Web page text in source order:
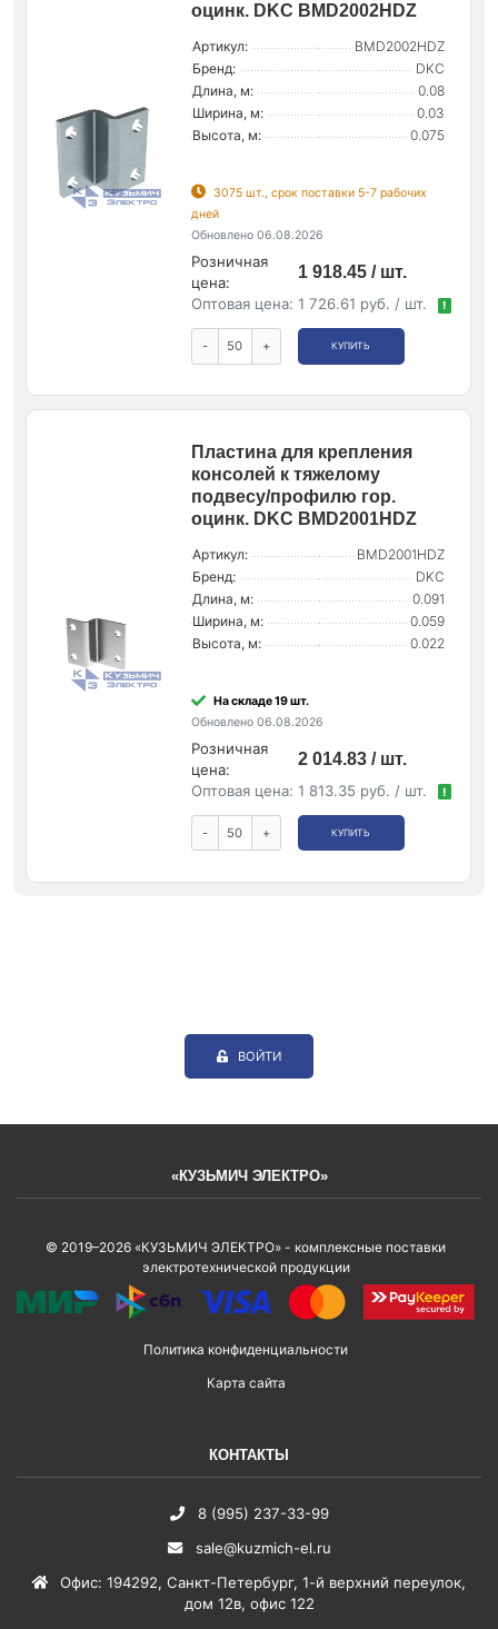
оцинк. DKC BMD2002HDZ
Артикул:
BMD2002HDZ
Бренд:
DKC
Длина, м:
0.08
Ширина, м:
0.03
Высота, м:
0.075
3075 шт., срок поставки 5-7 рабочих
дней
Обновлено 06.08.2026
Розничная
цена:
1 918.45 / шт.
Оптовая цена: 1 726.61 руб. / шт. !
- + КУПИТЬ
Пластина для крепления
консолей к тяжелому
подвесу/профилю гор.
оцинк. DKC BMD2001HDZ
Артикул:
BMD2001HDZ
Бренд:
DKC
Длина, м:
0.091
Ширина, м:
0.059
Высота, м:
0.022
На складе 19 шт.
Обновлено 06.08.2026
Розничная
цена:
2 014.83 / шт.
Оптовая цена: 1 813.35 руб. / шт. !
- + КУПИТЬ
ВОЙТИ
«КУЗЬМИЧ ЭЛЕКТРО»
© 2019–2026 «КУЗЬМИЧ ЭЛЕКТРО» - комплексные поставки
электротехнической продукции
Политика конфиденциальности
Карта сайта
КОНТАКТЫ
8 (995) 237-33-99
sale@kuzmich-el.ru
Офис: 194292, Санкт-Петербург, 1-й верхний переулок,
дом 12в, офис 122